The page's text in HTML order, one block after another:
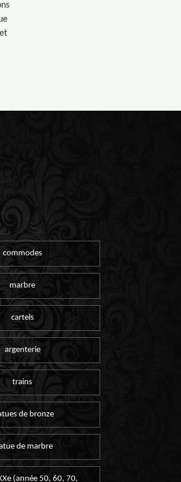
commodes
marbre
cartels
argenterie
trains
de bronze
de marbre
(année 50, 60, 70,